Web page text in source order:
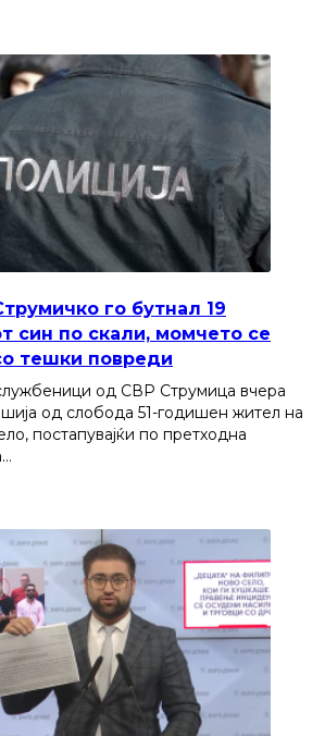
го бутнал 19
син по скали, момчето се
тешки повреди
од СВР Струмица вчера
од слобода 51-годишен жител на
постапувајќи по претходна